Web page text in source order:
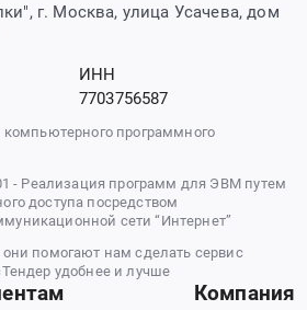
г. Москва, улица Усачева, дом
ИНН
7703756587
программного
- Реализация программ для ЭВМ путем
доступа посредством
сети “Интернет”
помогают нам сделать сервис
удобнее и лучше
Компания